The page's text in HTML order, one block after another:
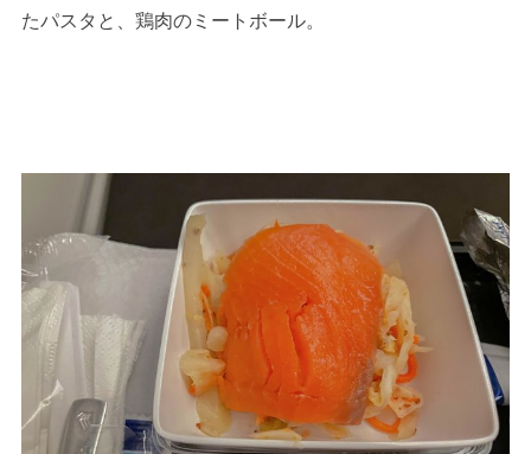
たパスタと、鶏肉のミートボール。